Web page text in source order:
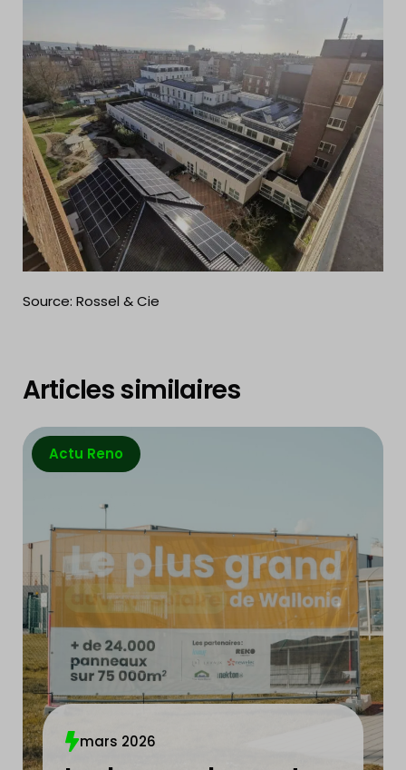
Source: Rossel & Cie
Articles similaires
Actu Reno
mars 2026